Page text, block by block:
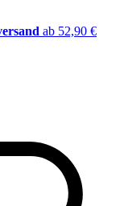
ab 52,90 €